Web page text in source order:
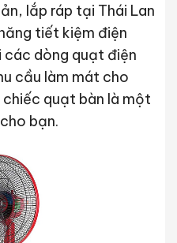
lắp ráp tại Thái Lan
tiết kiệm điện
các dòng quạt điện
cầu làm mát cho
quạt bàn là một
bạn.